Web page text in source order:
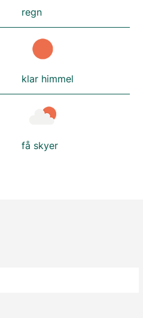
regn
klar himmel
få skyer